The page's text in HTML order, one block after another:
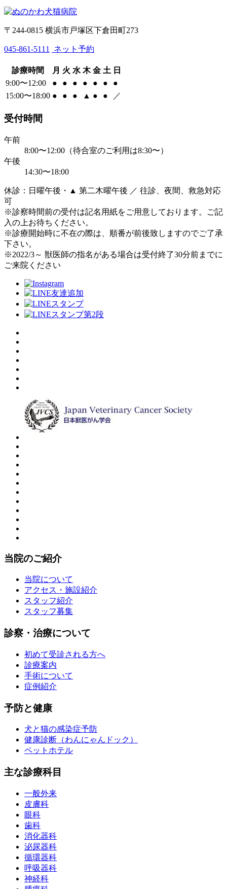
〒244-0815 横浜市戸塚区下倉田町273
045-861-5111 ネット予約
診療時間 月 火 水 木 金 土 日
9:00〜12:00
● ● ● ● ● ●
●
15:00〜18:00 ● ● ● ▲ ● ● ／
受付時間
午前
8:00〜12:00（待合室のご利用は8:30〜）
午後
14:30〜18:00
休診：日曜午後・▲ 第二木曜午後 ／ 往診、夜間、救急対応
可
※診察時間前の受付は記名用紙をご用意しております。ご記
入の上お待ちください。
※診療開始時に不在の際は、順番が前後致しますのでご了承
下さい。
※2022/3～ 獣医師の指名がある場合は受付終了30分前までに
ご来院ください
当院のご紹介
当院について
アクセス・施設紹介
スタッフ紹介
スタッフ募集
診察・治療について
初めて受診される方へ
診療案内
手術について
症例紹介
予防と健康
犬と猫の感染症予防
健康診断（わんにゃんドック）
ペットホテル
主な診療科目
一般外来
皮膚科
眼科
歯科
消化器科
泌尿器科
循環器科
呼吸器科
神経科